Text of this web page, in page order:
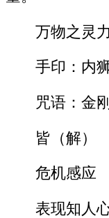
万物之灵
手印：内
咒语：金
皆（解）
危机感应
表现知人